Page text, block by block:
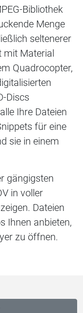
Bibliothek
Menge
seltenerer
mit Material
Quadrocopter,
Discs
Ihre Dateien
für eine
sie in einem
gängigsten
in voller
Dateien
Ihnen anbieten,
zu öffnen.